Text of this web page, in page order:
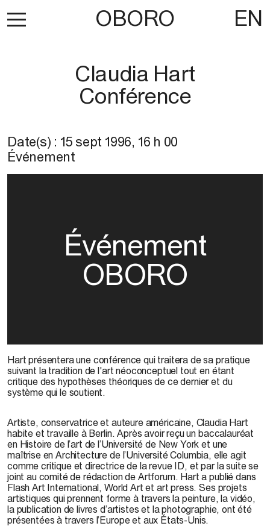
OBORO EN
Claudia Hart
Conférence
Date(s) : 15 sept 1996, 16 h 00
Événement
Événement
OBORO
Hart présentera une conférence qui traitera de sa pratique
suivant la tradition de l'art néoconceptuel tout en étant
critique des hypothèses théoriques de ce dernier et du
système qui le soutient.
Artiste, conservatrice et auteure américaine, Claudia Hart
habite et travaille à Berlin. Après avoir reçu un baccalauréat
en Histoire de l’art de l’Université de New York et une
maîtrise en Architecture de l’Université Columbia, elle agit
comme critique et directrice de la revue ID, et par la suite se
joint au comité de rédaction de Artforum. Hart a publié dans
Flash Art International, World Art et art press. Ses projets
artistiques qui prennent forme à travers la peinture, la vidéo,
la publication de livres d’artistes et la photographie, ont été
présentées à travers l’Europe et aux États-Unis.